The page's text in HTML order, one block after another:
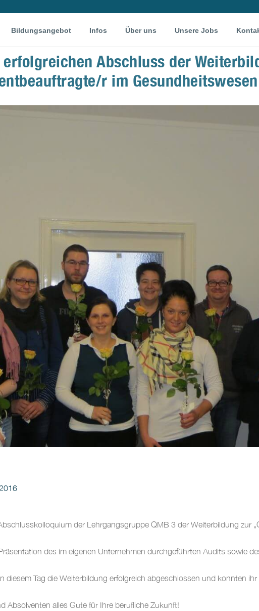
Bildungsangebot Infos Über uns Unsere Jobs
Abschluss der
r im
der Lehrgangsgruppe QMB 3 der Weiterbildung zur
des im eigenen Unternehmen durchgeführten Audits sowie
diesem Tag die Weiterbildung erfolgreich abgeschlossen und konnten
Absolventen alles Gute für Ihre berufliche Zukunft!